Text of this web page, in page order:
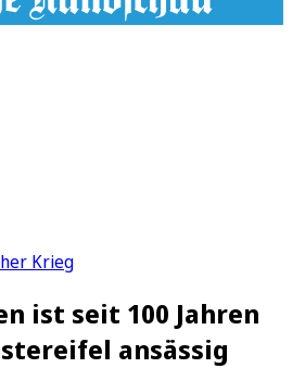
Krieg
ist seit 100 Jahren
ansässig